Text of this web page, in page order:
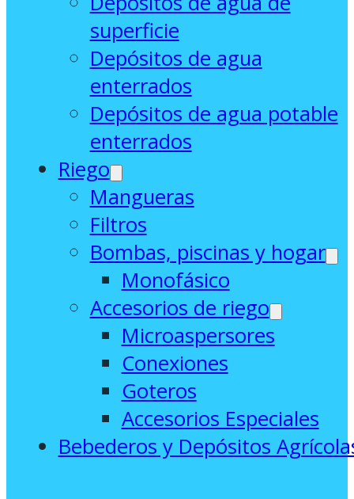
superficie
Depósitos de agua
enterrados
Depósitos de agua potable
enterrados
Riego
Mangueras
Filtros
Bombas, piscinas y hogar
Monofásico
Accesorios de riego
Microaspersores
Conexiones
Goteros
Accesorios Especiales
Bebederos y Depósitos